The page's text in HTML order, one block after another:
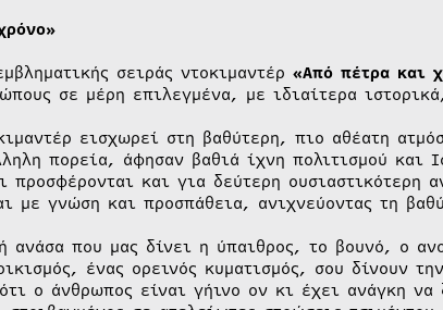
σειράς ντοκιμαντέρ «Από πέτρα και
σε μέρη επιλεγμένα, με ιδιαίτερα
εισχωρεί στη βαθύτερη, πιο αθέατη
πορεία, άφησαν βαθιά ίχνη πολιτισμού και
προσφέρονται και για δεύτερη
με γνώση και προσπάθεια, ανιχνεύοντας τη
ανάσα που μας δίνει η ύπαιθρος, το βουνό, ο
ένας ορεινός κυματισμός, σου δίνουν
ο άνθρωπος είναι γήινο ον κι έχει ανάγκη